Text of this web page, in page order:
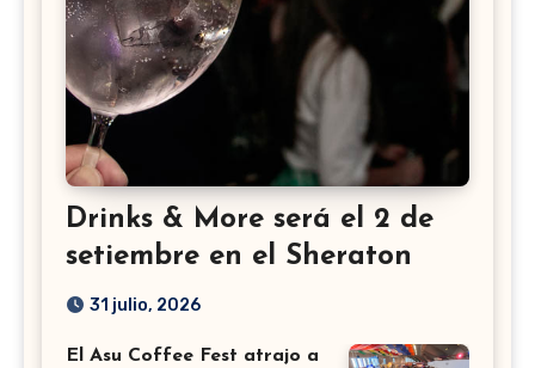
Drinks & More será el 2 de
setiembre en el Sheraton
31 julio, 2026
El Asu Coffee Fest atrajo a